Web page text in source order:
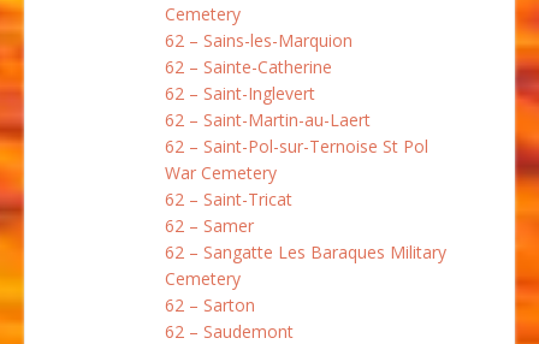
Cemetery
62 – Sains-les-Marquion
62 – Sainte-Catherine
62 – Saint-Inglevert
62 – Saint-Martin-au-Laert
62 – Saint-Pol-sur-Ternoise St Pol
War Cemetery
62 – Saint-Tricat
62 – Samer
62 – Sangatte Les Baraques Military
Cemetery
62 – Sarton
62 – Saudemont